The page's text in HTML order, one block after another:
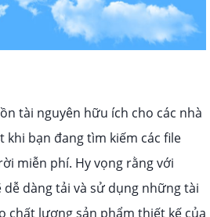
tài nguyên hữu ích cho các nhà
khi bạn đang tìm kiếm các file
miễn phí. Hy vọng rằng với
dàng tải và sử dụng những tài
chất lượng sản phẩm thiết kế của